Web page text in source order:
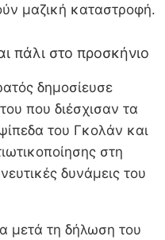
μαζική καταστροφή.
πάλι στο προσκήνιο
δημοσίευσε
που διέσχισαν τα
του Γκολάν και
στη
δυνάμεις του
μετά τη δήλωση του